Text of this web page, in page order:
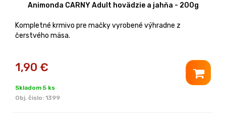
Animonda CARNY Adult hovädzie a jahňa - 200g
Kompletné krmivo pre mačky vyrobené výhradne z
čerstvého mäsa.
1,90 €
Skladom 5 ks
Obj. čislo: 1399